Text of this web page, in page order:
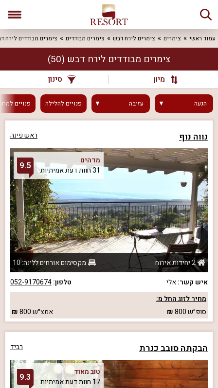
עמוד ראשי צימרים צימרים לירח דבש צימרים מבודדים צימרים מבודדים לירח
צימרים מבודדים לירח דבש (50)
מיון סינון
הגעה עזיבה פנוייםלהלילה פנויים
נווה נוף ראש פינה
מדהים
31 חוות דעת אמיתיות
9.5
2 יחידות אירוח
מקסימום אורחים ללינה: 10
איש קשר:אלי טלפון:052-9170674
מחיר לזוג החל מ:
סופ״ש800 אמצ״ש800
הבקתה סובב כנרת רביד
טוב מאוד
17 חוות דעת אמיתיות
9.3